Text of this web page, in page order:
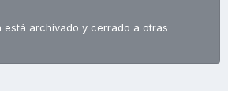
está archivado y cerrado a otras